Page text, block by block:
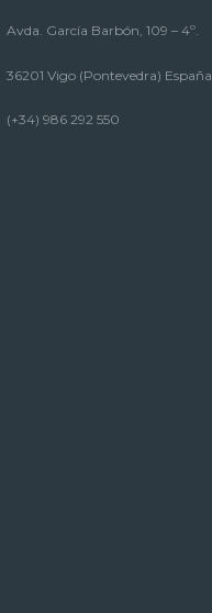
Avda. García Barbón, 109 – 4º.
36201 Vigo (Pontevedra) España
(+34) 986 292 550